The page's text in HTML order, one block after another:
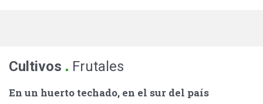
Cultivos . Frutales
En un huerto techado, en el sur del país